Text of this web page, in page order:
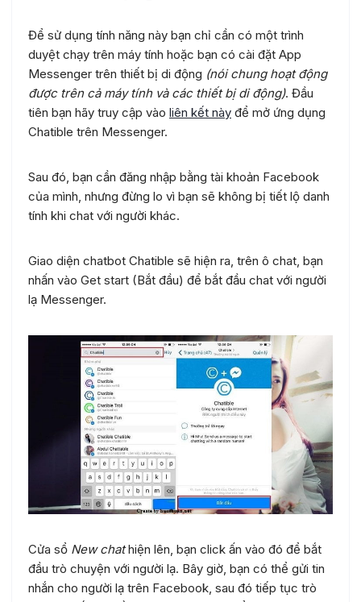
Để sử dụng tính năng này bạn chỉ cần có một trình
duyệt chạy trên máy tính hoặc bạn có cài đặt App
Messenger trên thiết bị di động (nói chung hoạt động
được trên cả máy tính và các thiết bị di động). Đầu
tiên bạn hãy truy cập vào liên kết này để mở ứng dụng
Chatible trên Messenger.
Sau đó, bạn cần đăng nhập bằng tài khoản Facebook
của mình, nhưng đừng lo vì bạn sẽ không bị tiết lộ danh
tính khi chat với người khác.
Giao diện chatbot Chatible sẽ hiện ra, trên ô chat, bạn
nhấn vào Get start (Bắt đầu) để bắt đầu chat với người
lạ Messenger.
Cửa sổ New chathiện lên, bạn click ấn vào đó để bắt
đầu trò chuyện với người lạ. Bây giờ, bạn có thể gửi tin
nhắn cho người lạ trên Facebook, sau đó tiếp tục trò